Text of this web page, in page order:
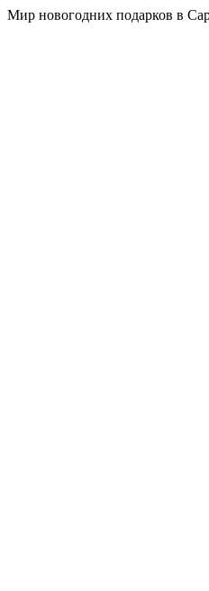
Мир новогодних подарков в